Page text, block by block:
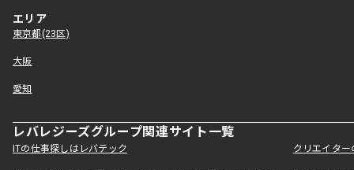
エリア
東京都(23区)
大阪
愛知
レバレジーズグループ関連サイト一覧
ITの仕事探しはレバテック クリエイタ